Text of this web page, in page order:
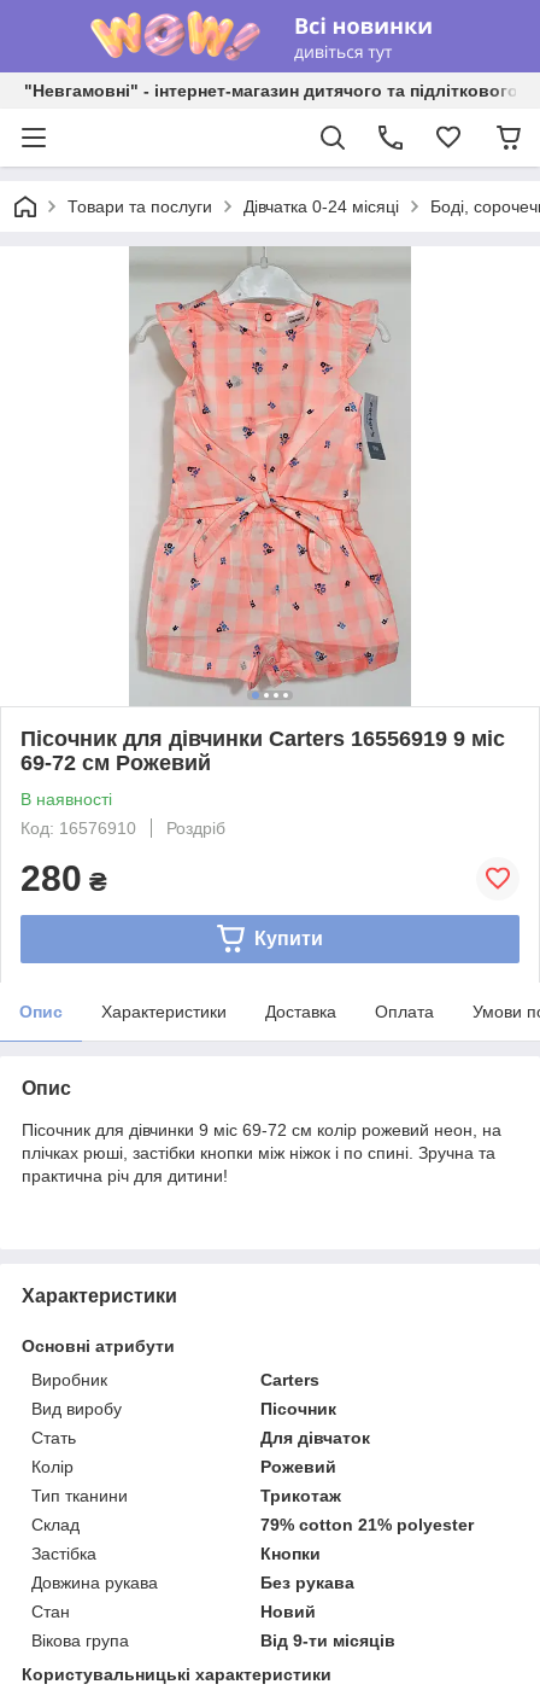
"Невгамовні" - інтернет-магазин дитячого та підліткового
Товари та послуги Дівчатка 0-24 місяці Боді,
Пісочник для дівчинки Carters 16556919 9 міс
69-72 см Рожевий
В наявності
Код: 16576910
Роздріб
280 ₴
Купити
Опис Характеристики Доставка Оплата Умови
Опис
Пісочник для дівчинки 9 міс 69-72 см колір рожевий неон, на
плічках рюші, застібки кнопки між ніжок і по спині. Зручна та
практична річ для дитини!
Характеристики
Основні атрибути
Виробник
Carters
Вид виробу
Пісочник
Стать
Для дівчаток
Колір
Рожевий
Тип тканини
Трикотаж
Склад
79% cotton 21% polyester
Застібка
Кнопки
Довжина рукава
Без рукава
Стан
Новий
Вікова група
Від 9-ти місяців
Користувальницькі характеристики